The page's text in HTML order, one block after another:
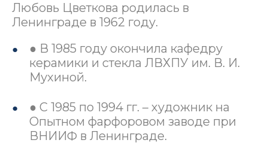
Любовь Цветкова родилась в
Ленинграде в 1962 году.
● В 1985 году окончила кафедру
керамики и стекла ЛВХПУ им. В. И.
Мухиной.
● С 1985 по 1994 гг. – художник на
Опытном фарфоровом заводе при
ВНИИФ в Ленинграде.